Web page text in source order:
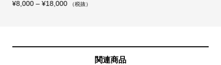
¥8,000 –¥18,000価（税抜）
関連商品